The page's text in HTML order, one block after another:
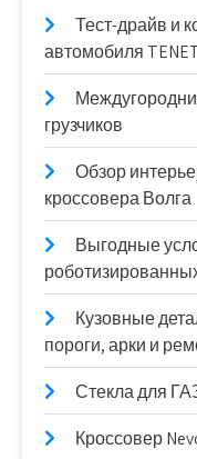
Тест-драйв и
автомобиля
грузчиков
Обзор
кроссовера Волга
Выгодные
Кузовные
пороги, арки и
Стекла для
Кроссовер